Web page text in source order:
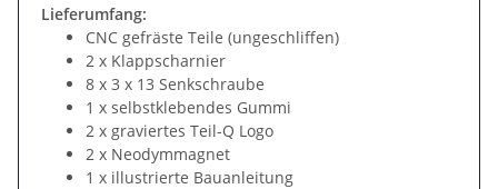
Lieferumfang:
CNC gefräste Teile (ungeschliffen)
2 x Klappscharnier
8 x 3 x 13 Senkschraube
1 x selbstklebendes Gummi
2 x graviertes Teil-Q Logo
2 x Neodymmagnet
1 x illustrierte Bauanleitung